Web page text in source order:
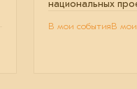
национальных
В мои событияВ